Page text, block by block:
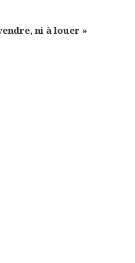
ni à louer »